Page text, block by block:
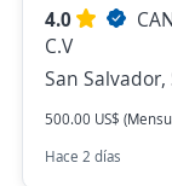
4.0
C.V
San
500.00 US$
Hace 2 días